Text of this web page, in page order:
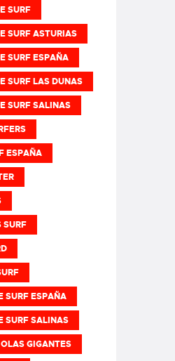
SURF
SURF ASTURIAS
SURF ESPAÑA
SURF LAS DUNAS
SURF SALINAS
ESPAÑA
SURF
SURF ESPAÑA
SURF SALINAS
OLAS GIGANTES